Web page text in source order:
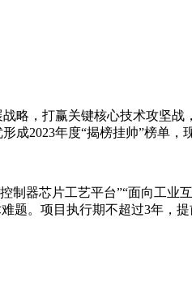
略，打赢关键核心技术攻坚
2023年度“揭榜挂帅”榜单，
器芯片工艺平台”“面向工
题。项目执行期不超过3年，提